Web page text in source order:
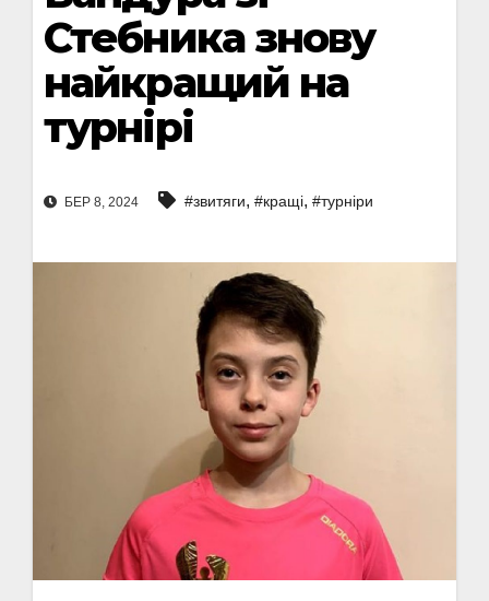
Стебника знову
найкращий на
турнірі
БЕР 8, 2024 #звитяги, #кращі, #турніри